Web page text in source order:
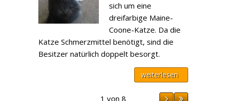
sich um eine
dreifarbige Maine-
Coone-Katze. Da die
Katze Schmerzmittel benötigt, sind die
Besitzer natürlich doppelt besorgt.
weiterlesen
1 von 8